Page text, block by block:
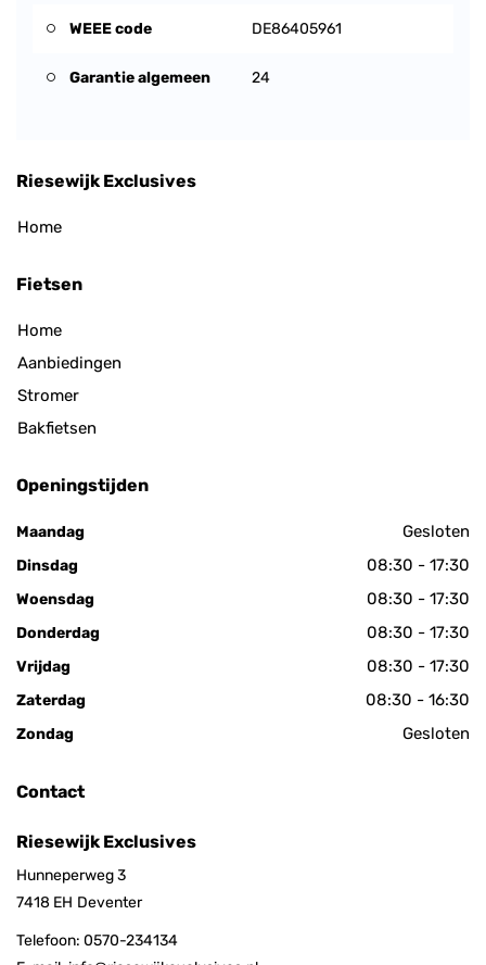
WEEE code DE86405961
Garantie algemeen 24
Riesewijk Exclusives
Home
Fietsen
Home
Aanbiedingen
Stromer
Bakfietsen
Openingstijden
Maandag Gesloten
Dinsdag 08:30 - 17:30
Woensdag 08:30 - 17:30
Donderdag 08:30 - 17:30
Vrijdag 08:30 - 17:30
Zaterdag 08:30 - 16:30
Zondag Gesloten
Contact
Riesewijk Exclusives
Hunneperweg 3
7418 EH Deventer
Telefoon: 0570-234134